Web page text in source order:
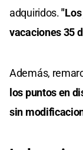
adquiridos.
vacaciones 35
Además,
los puntos en
sin